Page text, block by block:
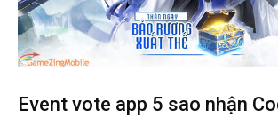
Event vote app 5 sao nhận